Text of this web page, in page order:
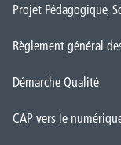
Projet Pédagogique,
Règlement général
Démarche Qualité
CAP vers le